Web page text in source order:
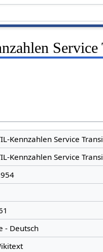
Kennzahlen Service
Kennzahlen Service
- Deutsch